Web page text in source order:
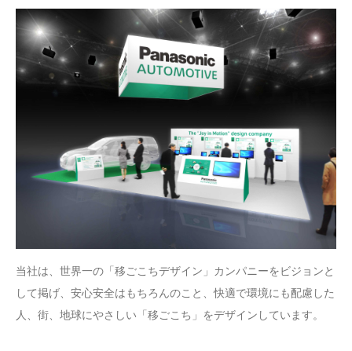
当社は、世界一の「移ごこちデザイン」カンパニーをビジョンと
して掲げ、安心安全はもちろんのこと、快適で環境にも配慮した
人、街、地球にやさしい「移ごこち」をデザインしています。